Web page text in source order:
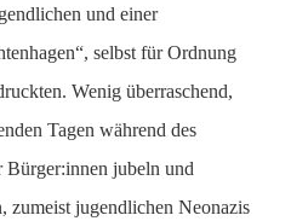
und einer
selbst für Ordnung
Wenig überraschend,
Tagen während des
Bürger:innen jubeln und
zumeist jugendlichen Neonazis